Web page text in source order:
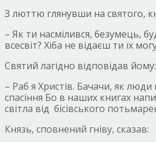
З люттю глянувши на святого,
– Як ти насмілився, безумець,
всесвіт? Хіба не відаєш ти їх
Святий лагідно відповідав йому:
– Раб я Христів. Бачачи, як люди
спасіння Бо в наших книгах
світла від бісівського
Князь, сповнений гніву, сказав: